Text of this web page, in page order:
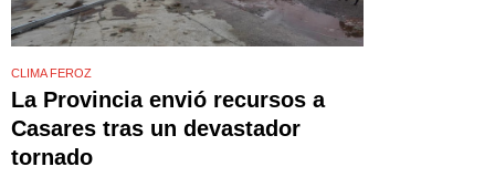
CLIMA FEROZ
La Provincia envió recursos a
Casares tras un devastador
tornado